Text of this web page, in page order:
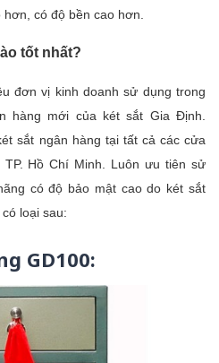
có độ bền cao hơn.
tốt nhất?
đơn vị kinh doanh sử dụng trong
hàng mới của két sắt Gia Định.
sắt ngân hàng tại tất cả các cửa
Hồ Chí Minh. Luôn ưu tiên sử
có độ bảo mật cao do két sắt
loại sau:
GD100: